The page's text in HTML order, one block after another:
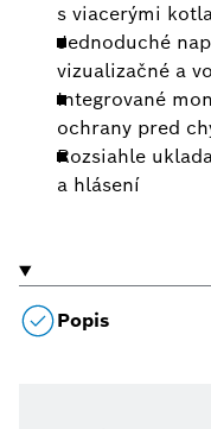
s viacerými
Jednoduché
vizualizačné a
Integrované
ochrany pred
Rozsiahle
a hlásení
Popis